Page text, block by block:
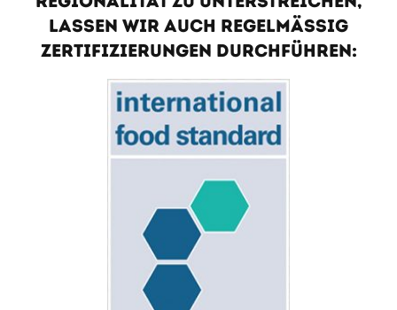
lassen wir auch regelmässig
Zertifizierungen durchführen: